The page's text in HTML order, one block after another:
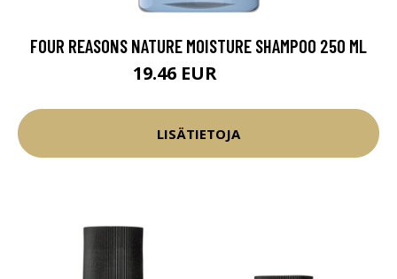
FOUR REASONS NATURE MOISTURE SHAMPOO 250 ML
19.46 EUR
LISÄTIETOJA